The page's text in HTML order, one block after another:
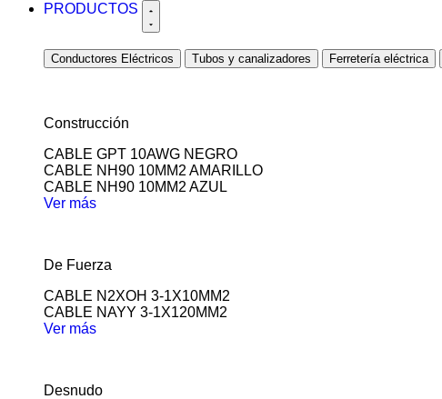
PRODUCTOS
Conductores Eléctricos Tubos y canalizadores Ferretería eléctrica
Construcción
CABLE GPT 10AWG NEGRO
CABLE NH90 10MM2 AMARILLO
CABLE NH90 10MM2 AZUL
Ver más
De Fuerza
CABLE N2XOH 3-1X10MM2
CABLE NAYY 3-1X120MM2
Ver más
Desnudo